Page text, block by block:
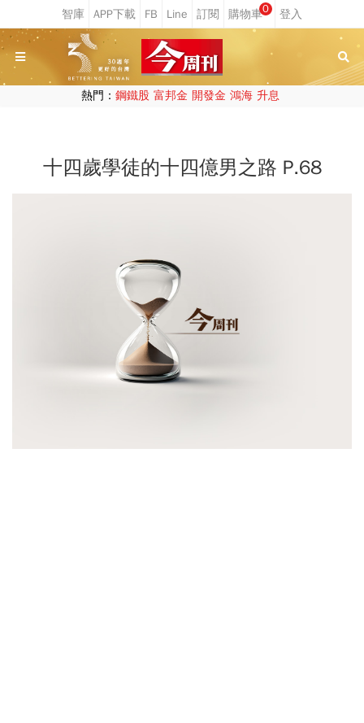
0
熱門： 鋼鐵股 富邦金 開發金 鴻海 升息
十四歲學徒的十四億男之路 P.68